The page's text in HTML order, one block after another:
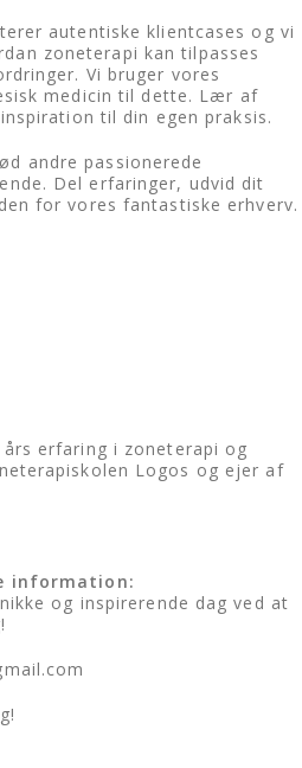
autentiske klientcases og vi
zoneterapi kan tilpasses
Vi bruger vores
medicin til dette. Lær af
til din egen praksis.
andre passionerede
Del erfaringer, udvid dit
for vores fantastiske erhverv.
erfaring i zoneterapi og
Logos og ejer af
information:
og inspirerende dag ved at